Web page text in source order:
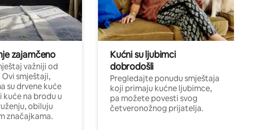
zajamčeno
važniji od
smještaji,
su drvene kuće
kuće na brodu u
obiluju
značajkama.
Kućni su ljubimci
dobrodošli
Pregledajte ponudu smještaja
koji primaju kućne ljubimce,
pa možete povesti svog
četveronožnog prijatelja.